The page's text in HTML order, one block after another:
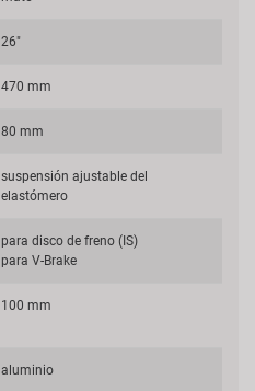
26"
470 mm
80 mm
suspensión ajustable del
elastómero
para disco de freno (IS)
para V-Brake
100 mm
aluminio